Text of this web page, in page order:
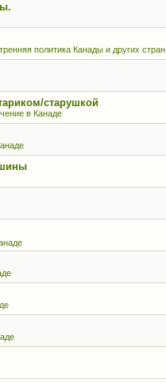
политика Канады и других стран
старушкой
в Канаде